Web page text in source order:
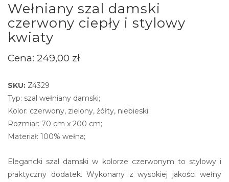
Wełniany szal damski
czerwony ciepły i stylowy
kwiaty
Cena: 249,00 zł
SKU: Z4329
Typ: szal wełniany damski;
Kolor: czerwony, zielony, żółty, niebieski;
Rozmiar: 70 cm x 200 cm;
Materiał: 100% wełna;
Elegancki szal damski w kolorze czerwonym to stylowy i
praktyczny dodatek. Wykonany z wysokiej jakości wełny